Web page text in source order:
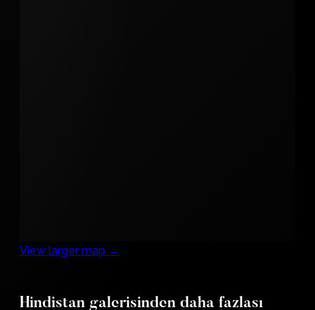
View larger map →
Hindistan galerisinden daha fazlası
Jama